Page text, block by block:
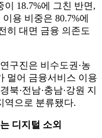
18.7%에 그친 반면,
용 비중은 80.7%에
히 대면 금융 의존도
구진은 비수도권·농
멀어 금융서비스 이용
·전남·충남·강원 지
역으로 분류됐다.
디지털 소외